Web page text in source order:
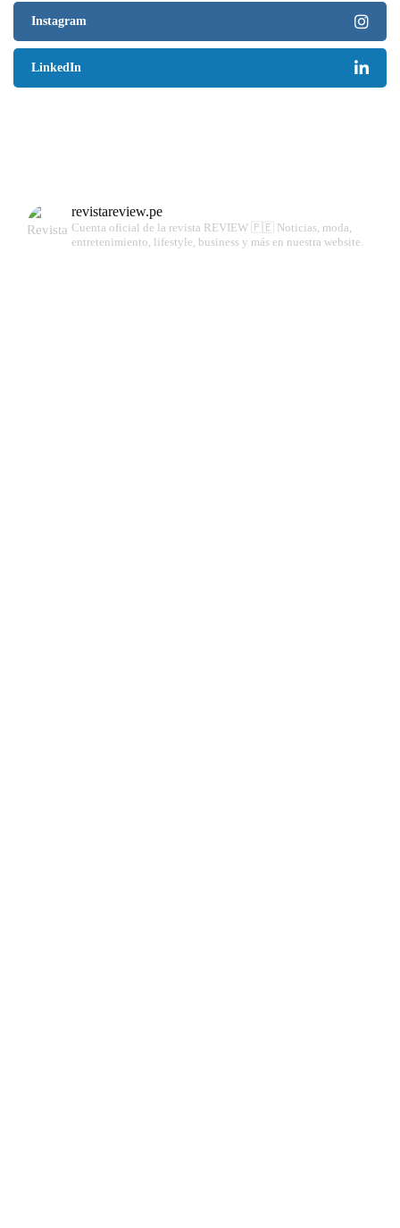
Instagram
LinkedIn
revistareview.pe
Cuenta oficial de la revista REVIEW 🇵🇪 Noticias, moda,
entretenimiento, lifestyle, business y más en nuestra website.